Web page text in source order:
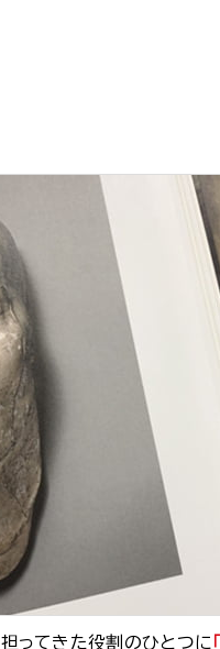
ってきた役割のひとつに